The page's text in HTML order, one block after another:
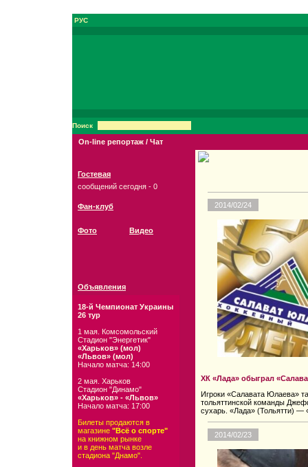
РУС
Поиск
On-line репортаж / Чат
Гостевая
сообщений сегодня - 0
Фан-клуб
Фото Видео
Объявления
18-й Чемпионат Украины
26 тур
1 мая. Комсомольский
Стадион "Энергетик"
«Харьков» (мол)
«Львов» (мол)
Начало матча: 14:00
2 мая. Харьков
Стадион "Динамо"
«Харьков» - «Львов»
Начало матча: 17:00
Билеты продаются в
магазине "Всё о спорте"
на книжном рынке
и в день матча возле
стадиона "Днамо".
2014/02/24
ХК «Лада» обыграл
Игроки «Салавата Юлаева»
тольяттинской команды
сухарь. «Лада» (Тольятти)
2014/02/23